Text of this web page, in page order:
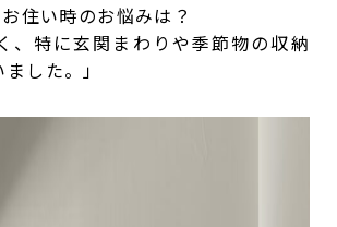
住い時のお悩みは？
、特に玄関まわりや季節物の収納
した。」